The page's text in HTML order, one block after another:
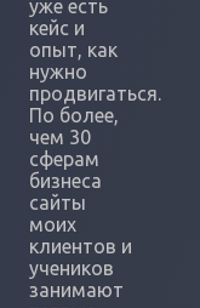
уже есть
кейс и
опыт, как
нужно
продвигаться.
По более,
чем 30
сферам
бизнеса
сайты
моих
клиентов и
учеников
занимают